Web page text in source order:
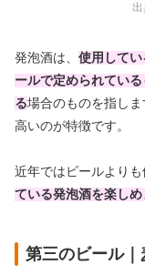
出
発泡酒は、 使用して
ールで定められてい
る場合のものを指し
高いのが特徴です。
近年ではビールよりも
ている発泡酒を楽しめ
第三のビール｜